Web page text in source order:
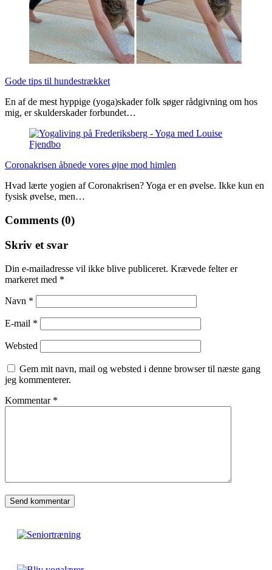
Gode tips til hundestrækket
En af de mest hyppige (yoga)skader folk søger rådgivning om hos
mig, er skulderskader forbundet…
Coronakrisen åbnede vores øjne mod himlen
Hvad lærte yogien af Coronakrisen? Yoga er en øvelse. Ikke kun en
fysisk øvelse, men…
Comments (0)
Skriv et svar
Din e-mailadresse vil ikke blive publiceret. Krævede felter er
markeret med *
Navn *
E-mail *
Websted
Gem mit navn, mail og websted i denne browser til næste gang
jeg kommenterer.
Kommentar *